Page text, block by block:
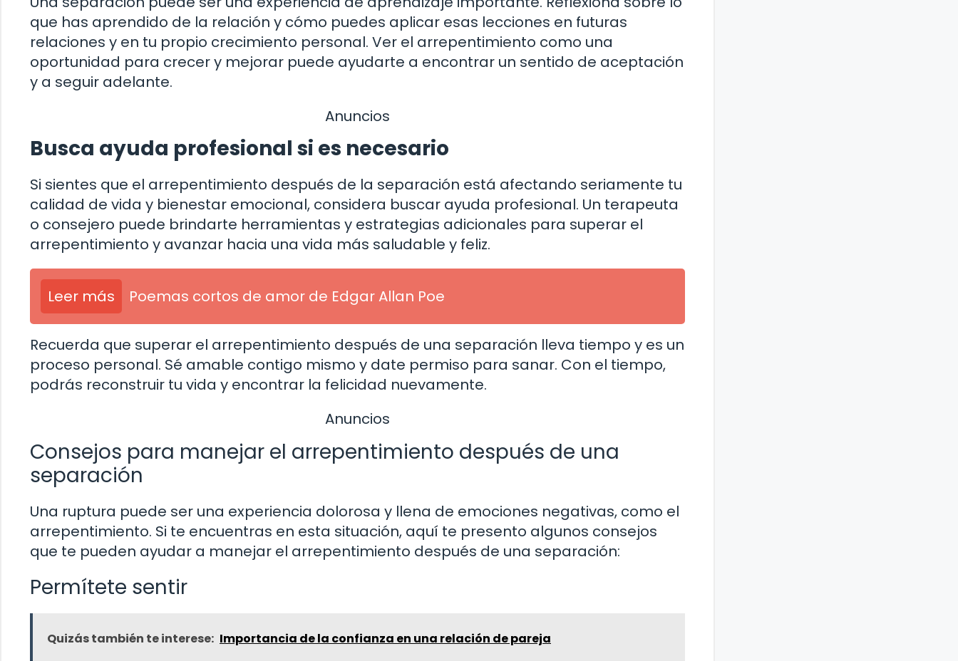
que has aprendido de la relación y cómo puedes aplicar esas lecciones en futuras
relaciones y en tu propio crecimiento personal. Ver el arrepentimiento como una
oportunidad para crecer y mejorar puede ayudarte a encontrar un sentido de aceptación
y a seguir adelante.
Anuncios
Busca ayuda profesional si es necesario
Si sientes que el arrepentimiento después de la separación está afectando seriamente tu
calidad de vida y bienestar emocional, considera buscar ayuda profesional. Un terapeuta
o consejero puede brindarte herramientas y estrategias adicionales para superar el
arrepentimiento y avanzar hacia una vida más saludable y feliz.
Leer más Poemas cortos de amor de Edgar Allan Poe
Recuerda que superar el arrepentimiento después de una separación lleva tiempo y es un
proceso personal. Sé amable contigo mismo y date permiso para sanar. Con el tiempo,
podrás reconstruir tu vida y encontrar la felicidad nuevamente.
Anuncios
Consejos para manejar el arrepentimiento después de una
separación
Una ruptura puede ser una experiencia dolorosa y llena de emociones negativas, como el
arrepentimiento. Si te encuentras en esta situación, aquí te presento algunos consejos
que te pueden ayudar a manejar el arrepentimiento después de una separación:
Permítete sentir
Quizás también te interese: Importancia de la confianza en una relación de pareja